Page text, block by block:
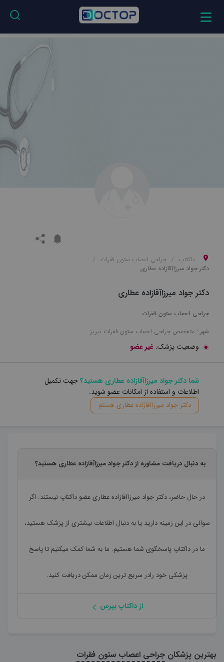
داکتاپ
جراحی اعصاب ستون فقرات
دکتر جواد میرزاآقازاده عطاری
دکتر جواد میرزاآقازاده عطاری
جراحی اعصاب ستون فقرات
شهر : متخصص جراحی اعصاب ستون فقرات تبریز
وضعیت پزشک: غیر عضو
شما دکتر جواد میرزاآقازاده عطاری هستید؟جهت تکمیل
اطلاعات و استفاده از امکانات عضو شوید.
دکتر جواد میرزاآقازاده عطاری هستم
به دنبال دریافت مشاوره از دکتر جواد میرزاآقازاده عطاری هستید؟
در حال حاضر، دکتر جواد میرزاآقازاده عطاریعضو داکتاپ نیستند. اگر
سوالی در این زمینه دارید یا به دنبال اطلاعات بیشتری از پزشک هستید،
ما در داکتاپ پاسخگوی شما هستیم. ما به شما کمک میکنیم تا پاسخ
پزشکی خود رادر سریع ترین زمان ممکن دریافت کنید.
از داکتاپ بپرس
بهترین پزشکان جراحی اعصاب ستون فقرات